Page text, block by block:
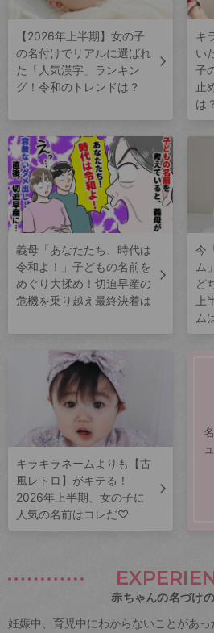
【2026年上半期】女の子
の名付けでリアルに選ばれ
た「人気漢字」ランキン
グ！令和のトレンドは？
キ
い
子
止
は？
義母「あなたたち、時代は
令和よ！」子どもの名前を
めぐり大揉め！切迫早産の
危機を乗り越え最終決着は
今
ム
ど
上
ム
キラキラネームよりも【古
風レトロ】がキテる！
2026年上半期、女の子に
人気の名前はコレだ♡
赤ちゃんの名づけ
妊娠中、育児中にわからないことがあ